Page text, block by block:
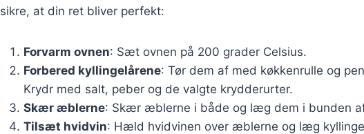
sikre, at din ret bliver perfekt:
Forvarm ovnen: Sæt ovnen på 200 grader Celsius.
Forbered kyllingelårene: Tør dem af med køkkenrulle og
Krydr med salt, peber og de valgte krydderurter.
Skær æblerne: Skær æblerne i både og læg dem i bunden
Tilsæt hvidvin: Hæld hvidvinen over æblerne og læg